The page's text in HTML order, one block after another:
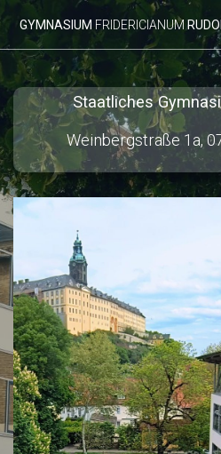
GYMNASIUM FRIDERICIANUM
Staatliches
Weinbergstraße 1a,